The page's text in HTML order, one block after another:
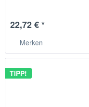
22,72 € *
Merken
TIPP!